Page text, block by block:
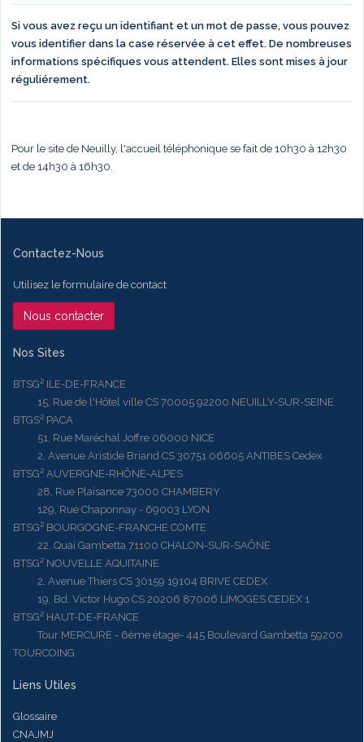
Si vous avez reçu un identifiant et un mot de passe, vous pouvez
vous identifier dans la case réservée à cet effet. De nombreuses
informations spécifiques vous attendent. Elles sont mises à jour
réguliérement.
Pour le site de Neuilly, l'accueil téléphonique se fait de 10h30 à 12h30
et de 14h30 à 16h30.
Contactez-Nous
Utilisez le formulaire de contact
Nous contacter
Nos Sites
BTSG² ILE-DE-FRANCE
15, Rue de l'Hôtel ville CS 70005 92200 NEUILLY-SUR-SEINE
BTGS² PACA
51, Rue Maréchal Joffre 06000 NICE
2, Avenue Aristide Briand CS 30751 06605 ANTIBES Cedex
BTSG² AUVERGNE-RHÔNE-ALPES
28, Rue Plaisance 73000 CHAMBERY
129, Rue Chaponnay - 69003 LYON
BTSG² BOURGOGNE-FRANCHE COMTE
22, Quai Gambetta 71100 CHALON-SUR-SAÔNE
BTSG² NOUVELLE AQUITAINE
2, Avenue Thiers CS 30159 19104 BRIVE CEDEX
19, Bd. Victor Hugo CS 20206 87006 LIMOGES CEDEX 1
BTSG² HAUT-DE-FRANCE
Tour MERCURE - 6ème étage- 445 Boulevard Gambetta 59200
TOURCOING
Liens Utiles
Glossaire
CNAJMJ